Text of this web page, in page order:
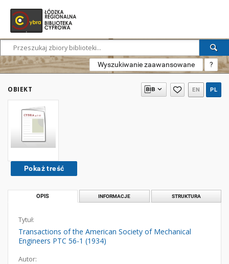
Wyszukiwanie zaawansowane ?
OBIEKT EN PL
Pokaż treść
OPIS INFORMACJE STRUKTURA
Tytuł:
Transactions of the American Society of Mechanical
Engineers PTC 56-1 (1934)
Autor: